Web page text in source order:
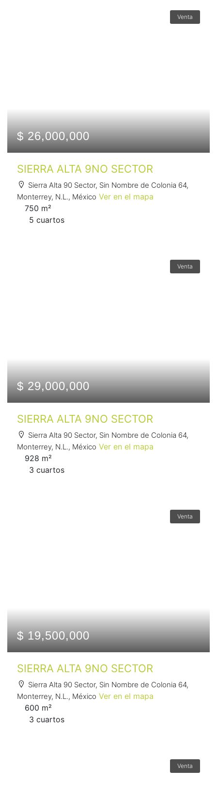
Venta
$ 26,000,000
SIERRA ALTA 9NO SECTOR
Sierra Alta 90 Sector, Sin Nombre de Colonia 64,
Monterrey, N.L., México Ver en el mapa
750 m²
5 сuartos
Venta
$ 29,000,000
SIERRA ALTA 9NO SECTOR
Sierra Alta 90 Sector, Sin Nombre de Colonia 64,
Monterrey, N.L., México Ver en el mapa
928 m²
3 сuartos
Venta
$ 19,500,000
SIERRA ALTA 9NO SECTOR
Sierra Alta 90 Sector, Sin Nombre de Colonia 64,
Monterrey, N.L., México Ver en el mapa
600 m²
3 сuartos
Venta